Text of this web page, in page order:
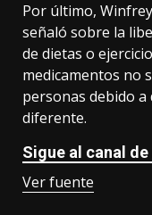
Por último,
señaló sobre la
de dietas o
medicamentos no
personas debido
diferente.
Sigue al canal
Ver fuente